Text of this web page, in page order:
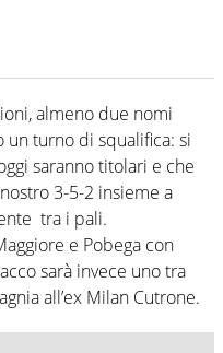
almeno due nomi
turno di squalifica: si
saranno titolari e che
3-5-2 insieme a
tra i pali.
e Pobega con
sarà invece uno tra
all’ex Milan Cutrone.